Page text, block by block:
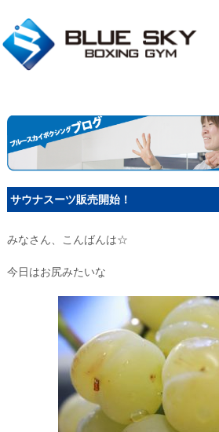
サウナスーツ販売開始！
みなさん、こんばんは☆
今日はお尻みたいな